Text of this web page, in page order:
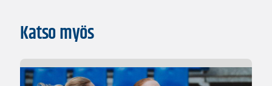
Katso myös